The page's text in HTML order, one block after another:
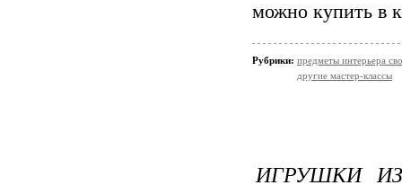
можно купить в
Рубрики: предметы интерьера
другие мастер-классы
ИГРУШКИ